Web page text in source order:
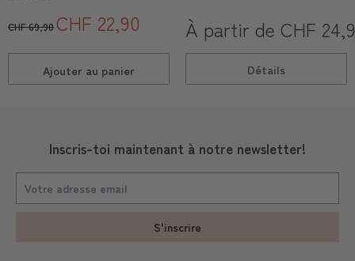
CHF 69,90CHF 22,90
Ajouter au panier
À partir de CHF
Détails
Inscris-toi maintenant à notre newsletter!
S'inscrire